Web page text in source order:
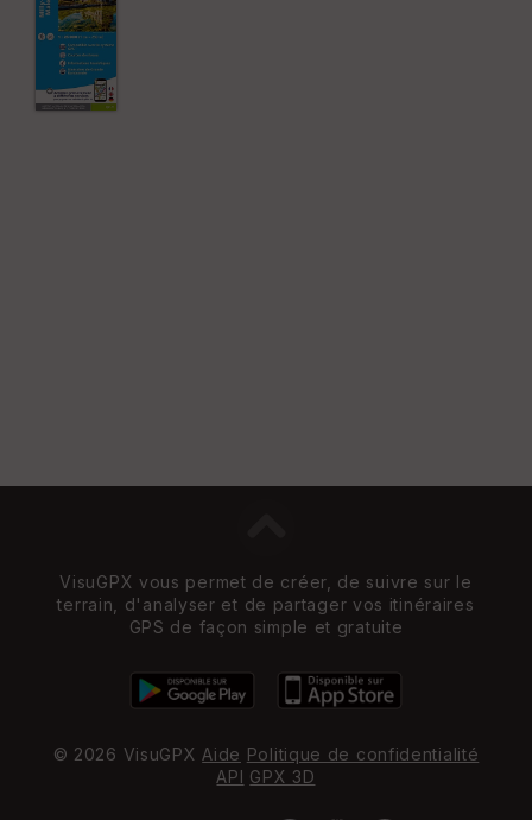
VisuGPX vous permet de créer, de suivre sur le
terrain, d'analyser et de partager vos itinéraires
GPS de façon simple et gratuite
© 2026 VisuGPX Aide Politique de confidentialité
API GPX 3D